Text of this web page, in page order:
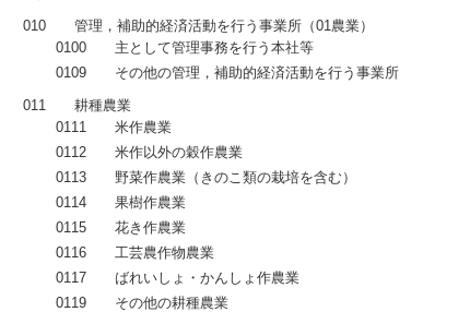
010 管理，補助的経済活動を行う事業所（01農業）
0100 主として管理事務を行う本社等
0109 その他の管理，補助的経済活動を行う事業所
011 耕種農業
0111 米作農業
0112 米作以外の穀作農業
0113 野菜作農業（きのこ類の栽培を含む）
0114 果樹作農業
0115 花き作農業
0116 工芸農作物農業
0117 ばれいしょ・かんしょ作農業
0119 その他の耕種農業